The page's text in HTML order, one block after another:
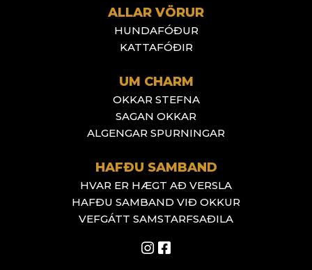
ALLAR VÖRUR
HUNDAFÓÐUR
KATTAFÓÐIR
UM CHARM
OKKAR STEFNA
SAGAN OKKAR
ALGENGAR SPURNINGAR
HAFÐU SAMBAND
HVAR ER HÆGT AÐ VERSLA
HAFÐU SAMBAND VIÐ OKKUR
VEFGÁTT SAMSTARFSAÐILA